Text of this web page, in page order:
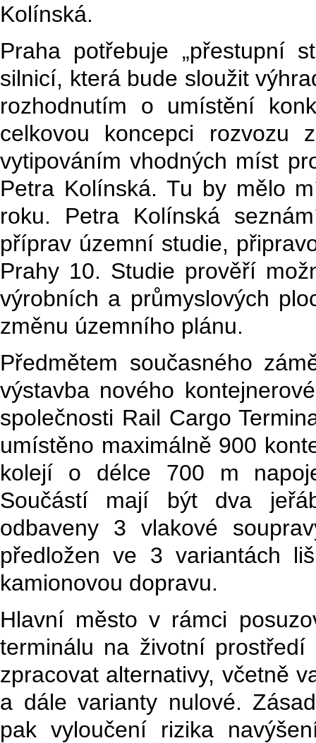
Kolínská.
Praha potřebuje „přestupní
silnicí, která bude sloužit
rozhodnutím o umístění
celkovou koncepci rozvozu
vytipováním vhodných míst
Petra Kolínská. Tu by mělo
roku. Petra Kolínská
příprav územní studie,
Prahy 10. Studie prověří
výrobních a průmyslových
změnu územního plánu.
Předmětem současného
výstavba nového
společnosti Rail Cargo
umístěno maximálně 900
kolejí o délce 700 m
Součástí mají být dva
odbaveny 3 vlakové
předložen ve 3 variantách
kamionovou dopravu.
Hlavní město v rámci
terminálu na životní
zpracovat alternativy, včetně
a dále varianty nulové.
pak vyloučení rizika